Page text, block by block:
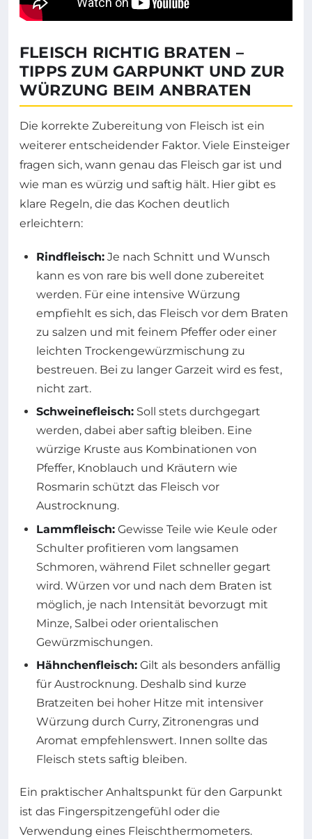
FLEISCH RICHTIG BRATEN –
TIPPS ZUM GARPUNKT UND ZUR
WÜRZUNG BEIM ANBRATEN
Die korrekte Zubereitung von Fleisch ist ein
weiterer entscheidender Faktor. Viele Einsteiger
fragen sich, wann genau das Fleisch gar ist und
wie man es würzig und saftig hält. Hier gibt es
klare Regeln, die das Kochen deutlich
erleichtern:
Rindfleisch: Je nach Schnitt und Wunsch
kann es von rare bis well done zubereitet
werden. Für eine intensive Würzung
empfiehlt es sich, das Fleisch vor dem Braten
zu salzen und mit feinem Pfeffer oder einer
leichten Trockengewürzmischung zu
bestreuen. Bei zu langer Garzeit wird es fest,
nicht zart.
Schweinefleisch: Soll stets durchgegart
werden, dabei aber saftig bleiben. Eine
würzige Kruste aus Kombinationen von
Pfeffer, Knoblauch und Kräutern wie
Rosmarin schützt das Fleisch vor
Austrocknung.
Lammfleisch: Gewisse Teile wie Keule oder
Schulter profitieren vom langsamen
Schmoren, während Filet schneller gegart
wird. Würzen vor und nach dem Braten ist
möglich, je nach Intensität bevorzugt mit
Minze, Salbei oder orientalischen
Gewürzmischungen.
Hähnchenfleisch: Gilt als besonders anfällig
für Austrocknung. Deshalb sind kurze
Bratzeiten bei hoher Hitze mit intensiver
Würzung durch Curry, Zitronengras und
Aromat empfehlenswert. Innen sollte das
Fleisch stets saftig bleiben.
Ein praktischer Anhaltspunkt für den Garpunkt
ist das Fingerspitzengefühl oder die
Verwendung eines Fleischthermometers.